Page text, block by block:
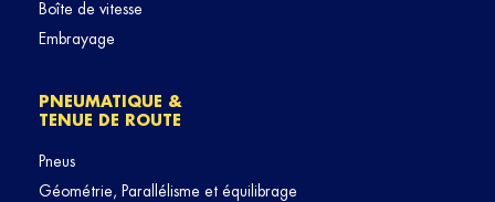
Boîte de vitesse
Embrayage
PNEUMATIQUE &
TENUE DE ROUTE
Pneus
Géométrie, Parallélisme et équilibrage